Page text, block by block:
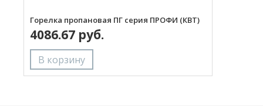
Горелка пропановая ПГ серия ПРОФИ (КВТ)
4086.67 руб.